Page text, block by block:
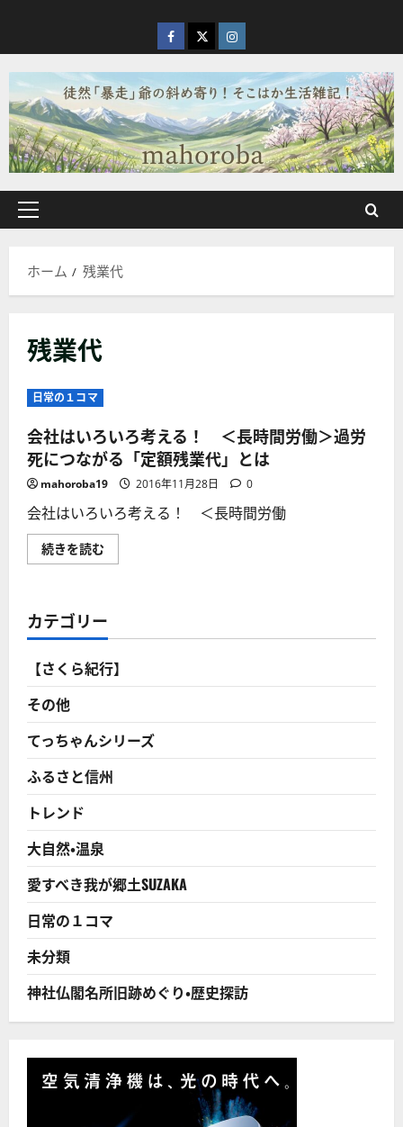
を
ス
キ
ッ
プ
facebook
X Instagram
メ
ン
ー
ホーム 残業代
残業代
日常の１コマ
会社はいろいろ考える！ ＜長時間労働＞過労
死につながる「定額残業代」とは
mahoroba19 2016年11月28日 0
会社はいろいろ考える！ ＜長時間労働
続きを読む
社
ろ
考
る！
＜
長
労
働
＞
過
労
死
に
る
「定
額
残
業
代」
と
は
い
て
さ
に
カテゴリー
【さくら紀行】
その他
てっちゃんシリーズ
ふるさと信州
トレンド
大自然・温泉
愛すべき我が郷土SUZAKA
日常の１コマ
未分類
神社仏閣名所旧跡めぐり・歴史探訪